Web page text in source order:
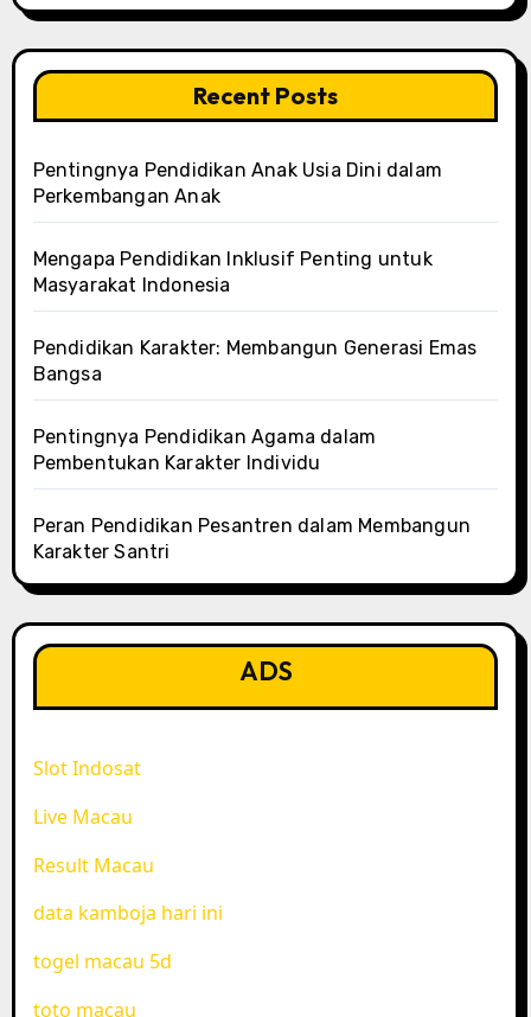
Recent Posts
Pentingnya Pendidikan Anak Usia Dini dalam
Perkembangan Anak
Mengapa Pendidikan Inklusif Penting untuk
Masyarakat Indonesia
Pendidikan Karakter: Membangun Generasi Emas
Bangsa
Pentingnya Pendidikan Agama dalam
Pembentukan Karakter Individu
Peran Pendidikan Pesantren dalam Membangun
Karakter Santri
ADS
Slot Indosat
Live Macau
Result Macau
data kamboja hari ini
togel macau 5d
toto macau